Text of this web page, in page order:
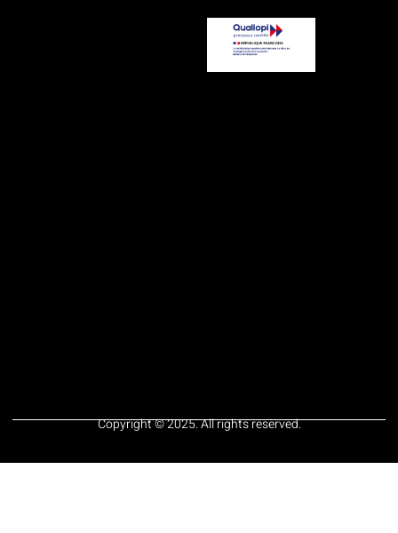
Copyright © 2025. All rights reserved.